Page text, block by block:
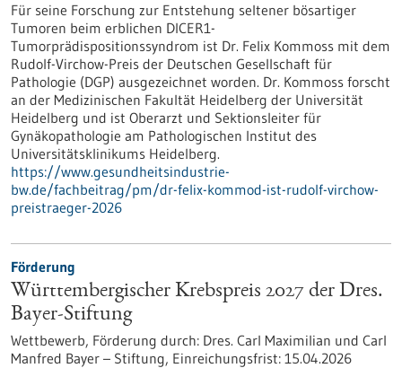
Für seine Forschung zur Entstehung seltener bösartiger
Tumoren beim erblichen DICER1-
Tumorprädispositionssyndrom ist Dr. Felix Kommoss mit dem
Rudolf-Virchow-Preis der Deutschen Gesellschaft für
Pathologie (DGP) ausgezeichnet worden. Dr. Kommoss forscht
an der Medizinischen Fakultät Heidelberg der Universität
Heidelberg und ist Oberarzt und Sektionsleiter für
Gynäkopathologie am Pathologischen Institut des
Universitätsklinikums Heidelberg.
https://www.gesundheitsindustrie-
bw.de/fachbeitrag/pm/dr-felix-kommod-ist-rudolf-virchow-
preistraeger-2026
Förderung
Württembergischer Krebspreis 2027 der Dres.
Bayer-Stiftung
Wettbewerb, Förderung durch: Dres. Carl Maximilian und Carl
Manfred Bayer – Stiftung, Einreichungsfrist: 15.04.2026